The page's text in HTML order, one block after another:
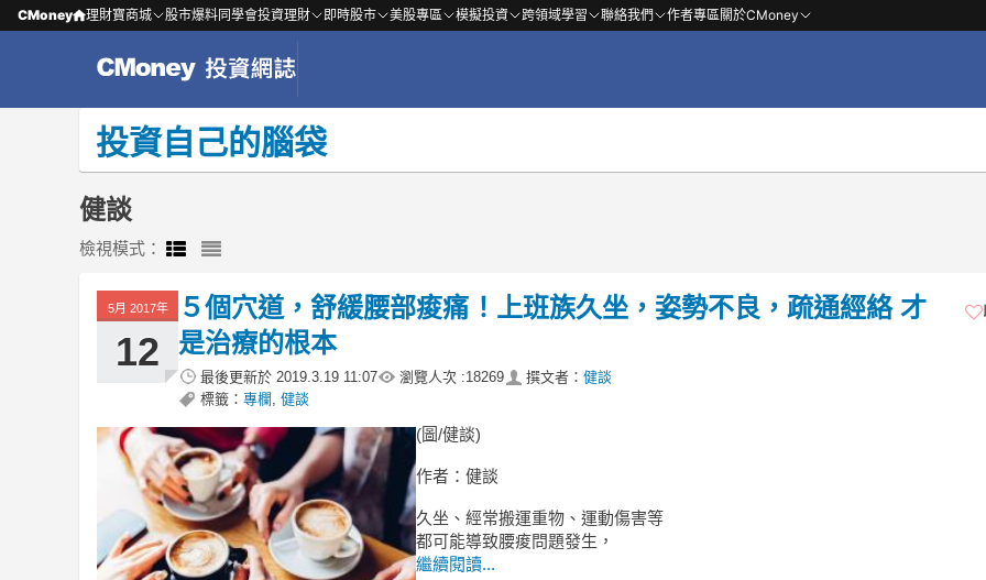
CMoney 理財寶商城 股市爆料同學會投資理財 即時股市 美股專區 模擬投資 跨領域學習 聯絡我們 作者專區關於CMoney
投資自己的腦袋
健談
檢視模式：
5月 2017年
12
５個穴道，舒緩腰部痠痛！上班族久坐，姿勢不良，疏通經絡 才
是治療的根本
最後更新於 2019.3.19 11:07 瀏覽人次 :18269 撰文者： 健談
標籤： 專欄 健談
(圖/健談)
作者：健談
久坐、經常搬運重物、運動傷害等
都可能導致腰痠問題發生，
繼續閱讀...